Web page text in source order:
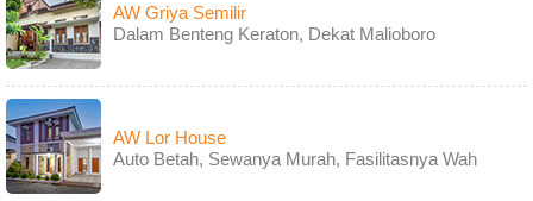
AW Griya Semilir
Dalam Benteng Keraton, Dekat Malioboro
AW Lor House
Auto Betah, Sewanya Murah, Fasilitasnya Wah